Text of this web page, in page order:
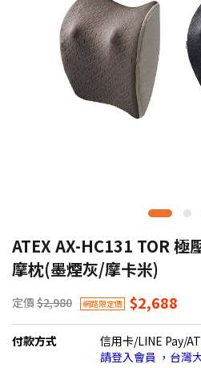
ATEX AX-HC131 TOR 極
摩枕(墨煙灰/摩卡米)
定價 $2,980 網路限定價 $2,688
付款方式
信用卡/LINE Pay/
請登入會員 ，台灣